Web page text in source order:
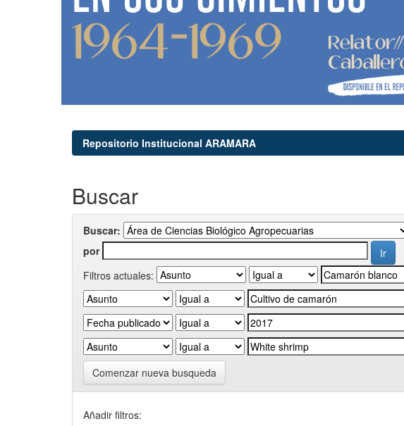
Repositorio Institucional ARAMARA
Buscar
Buscar:
por
Filtros actuales:
Comenzar nueva busqueda
Añadir filtros: